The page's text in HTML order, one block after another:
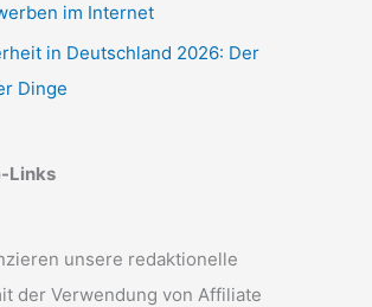
im Internet
in Deutschland 2026: Der
Dinge
Links
unsere redaktionelle
der Verwendung von Affiliate